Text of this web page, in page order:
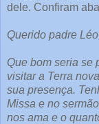
dele. Confiram
Querido padre
Que bom seria se
visitar a Terra
sua presença.
Missa e no
nos ama e o